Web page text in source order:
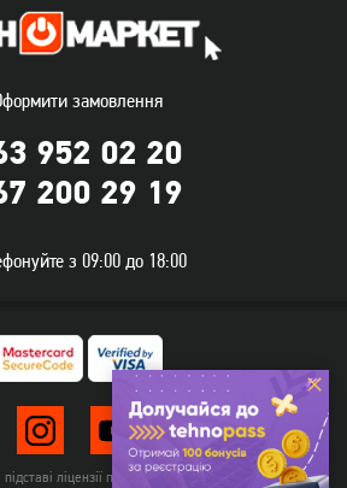
Електрочайник Philips
HD9350/90
2 199 грн
замовлення
952 02 20
200 29 19
з 09:00 до 18:00
ліцензії правовласника TehnomarketLTD